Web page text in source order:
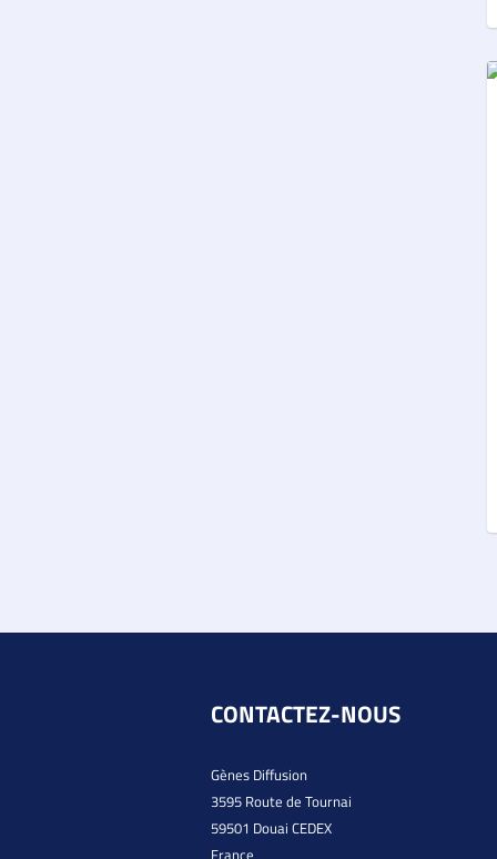
CONTACTEZ-NOUS
Gènes Diffusion
3595 Route de Tournai
59501 Douai CEDEX
France